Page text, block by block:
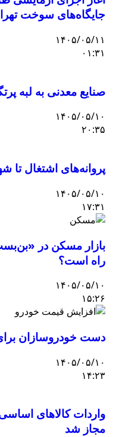
جایگاه‌های سوخت
۱۴۰۵/۰۵/۱۱
۰۱:۳۱
صنایع معدنی به لبه
۱۴۰۵/۰۵/۱۰
۲۰:۳۵
پروانه‌های اشتغال تا شهریور ۱۴۰۵
۱۴۰۵/۰۵/۱۰
۱۷:۳۱
بازار مسکن در
راه است؟
۱۴۰۵/۰۵/۱۰
۱۵:۲۶
دست خودروسازان
۱۴۰۵/۰۵/۱۰
۱۴:۲۳
واردات کالاهای
مجاز شد